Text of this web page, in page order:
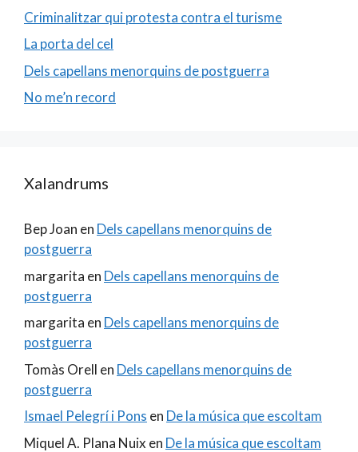
Criminalitzar qui protesta contra el turisme
La porta del cel
Dels capellans menorquins de postguerra
No me’n record
Xalandrums
Bep Joan en Dels capellans menorquins de
postguerra
margarita en Dels capellans menorquins de
postguerra
margarita en Dels capellans menorquins de
postguerra
Tomàs Orell en Dels capellans menorquins de
postguerra
Ismael Pelegrí i Pons en De la música que escoltam
Miquel A. Plana Nuix en De la música que escoltam